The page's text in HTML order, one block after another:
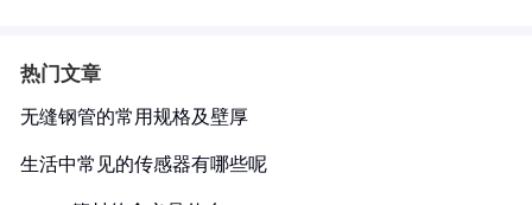
热门文章
无缝钢管的常用规格及壁厚
生活中常见的传感器有哪些呢